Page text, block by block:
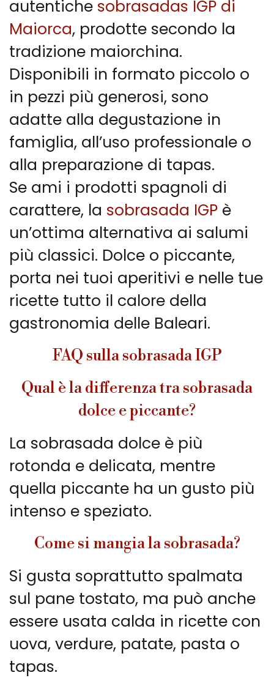
autentiche sobrasadas IGP di
Maiorca, prodotte secondo la
tradizione maiorchina.
Disponibili in formato piccolo o
in pezzi più generosi, sono
adatte alla degustazione in
famiglia, all’uso professionale o
alla preparazione di tapas.
Se ami i prodotti spagnoli di
carattere, la sobrasada IGP è
un’ottima alternativa ai salumi
più classici. Dolce o piccante,
porta nei tuoi aperitivi e nelle tue
ricette tutto il calore della
gastronomia delle Baleari.
FAQ sulla sobrasada IGP
Qual è la differenza tra sobrasada
dolce e piccante?
La sobrasada dolce è più
rotonda e delicata, mentre
quella piccante ha un gusto più
intenso e speziato.
Come si mangia la sobrasada?
Si gusta soprattutto spalmata
sul pane tostato, ma può anche
essere usata calda in ricette con
uova, verdure, patate, pasta o
tapas.